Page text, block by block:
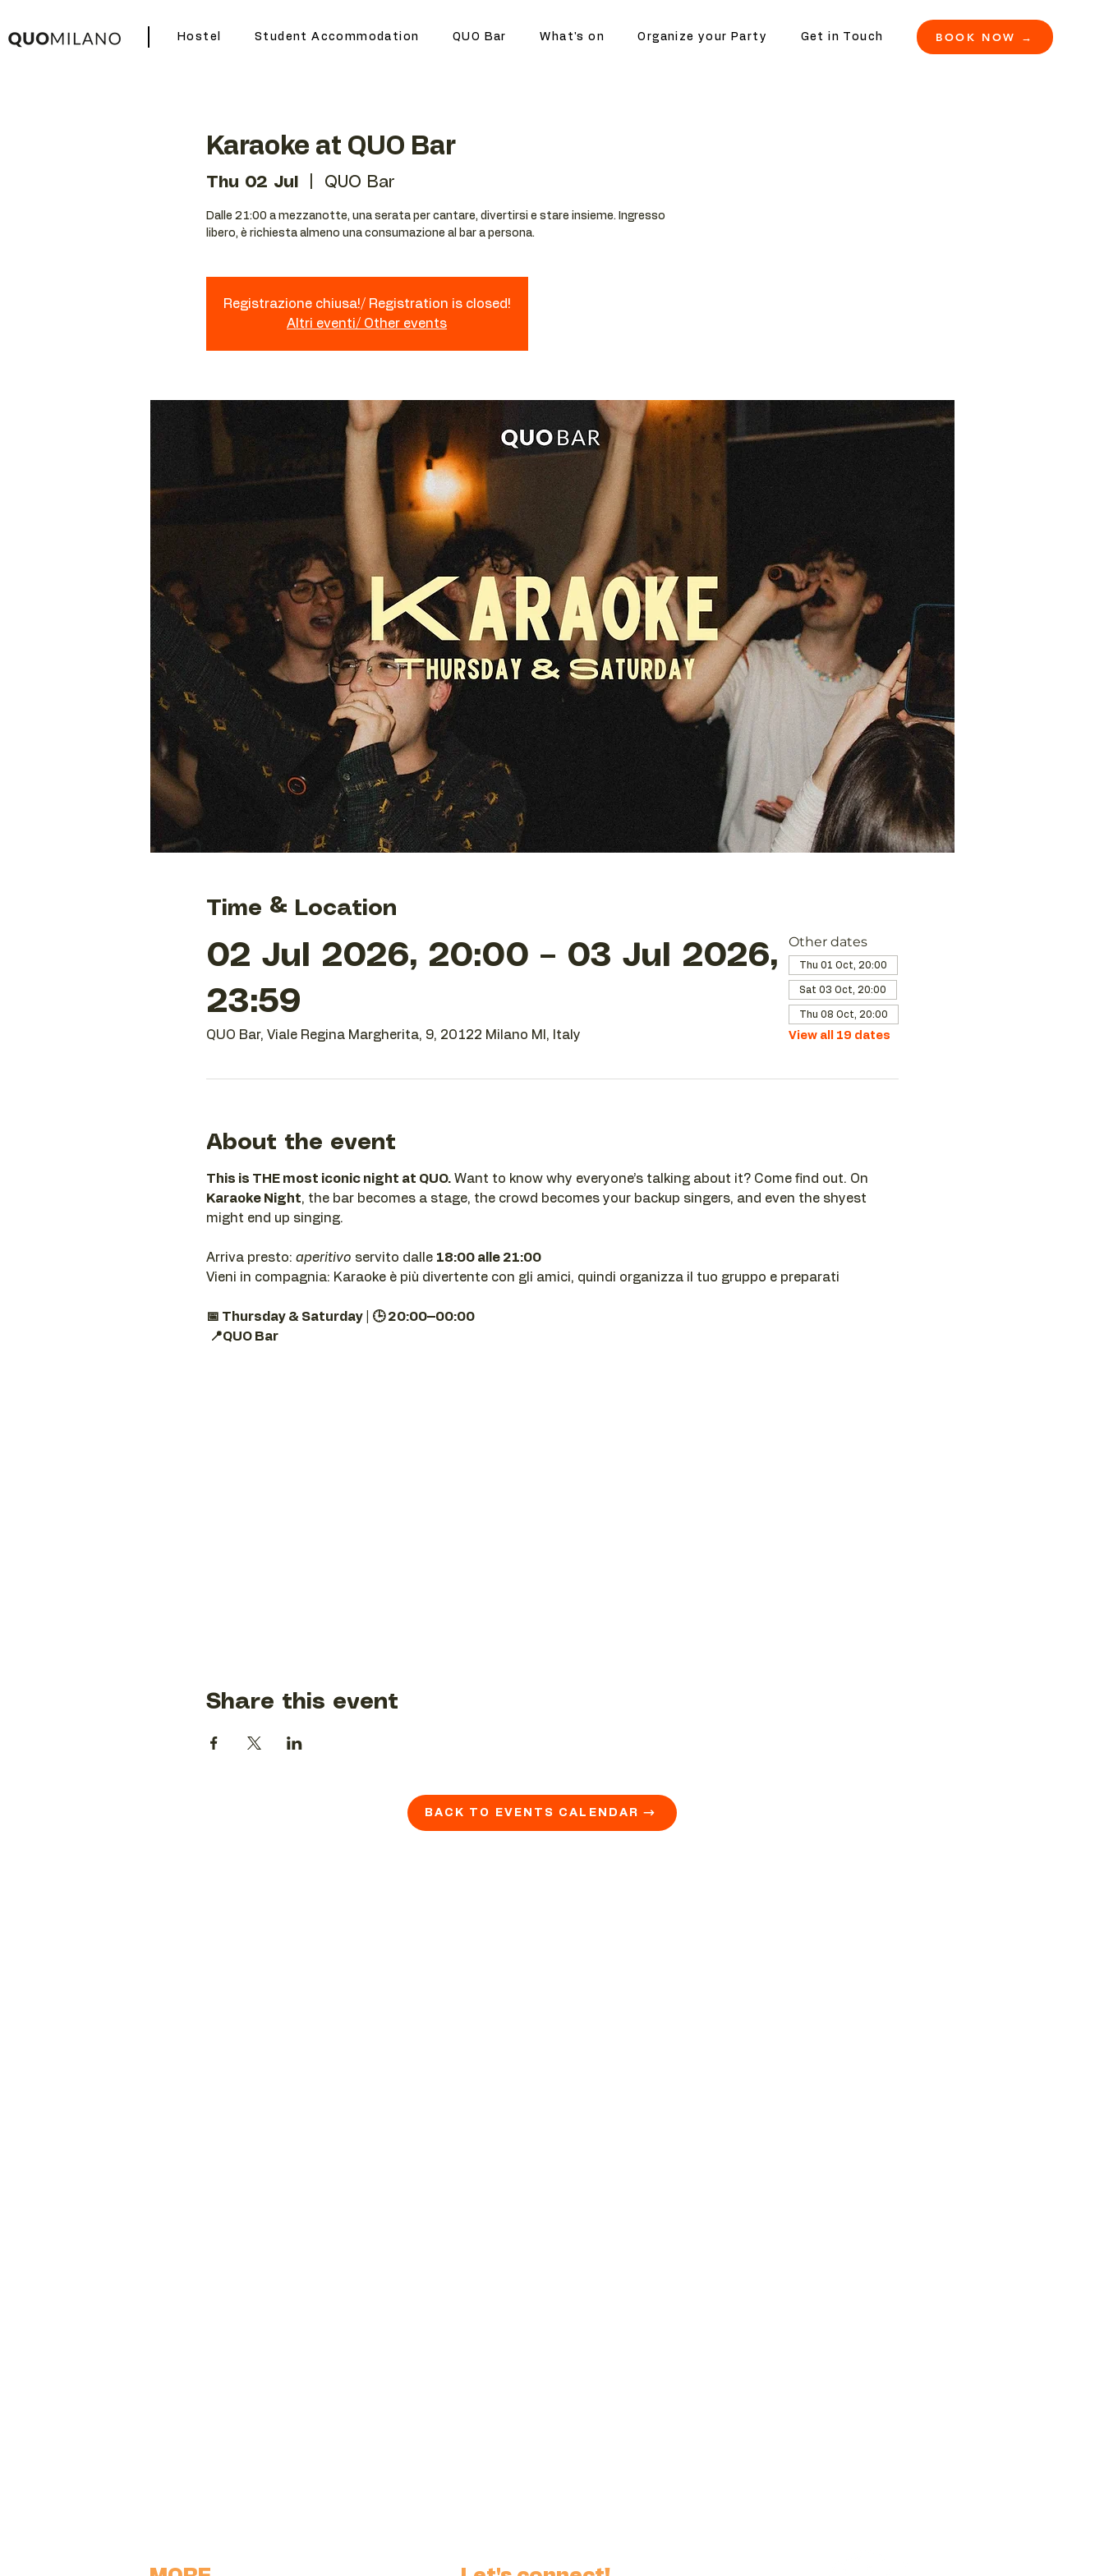
Hostel Student Accommodation QUO Bar What's on Organize your Party Get in Touch BOOK NOW →
Karaoke at QUO Bar
Thu 02 Jul QUO Bar
Dalle 21:00 a mezzanotte, una serata per cantare, divertirsi e stare insieme. Ingresso
libero, è richiesta almeno una consumazione al bar a persona.
Registrazione chiusa!/ Registration is closed!
Altri eventi/ Other events
Time & Location
02 Jul 2026, 20:00 – 03 Jul 2026,
23:59
QUO Bar, Viale Regina Margherita, 9, 20122 Milano MI, Italy
Other dates
Thu 01 Oct, 20:00
Sat 03 Oct, 20:00
Thu 08 Oct, 20:00
View all 19 dates
About the event
This is THE most iconic night at QUO. Want to know why everyone’s talking about it? Come find out. On
Karaoke Night, the bar becomes a stage, the crowd becomes your backup singers, and even the shyest
might end up singing.
Arriva presto: aperitivo servito dalle 18:00 alle 21:00
Vieni in compagnia: Karaoke è più divertente con gli amici, quindi organizza il tuo gruppo e preparati
📅 Thursday & Saturday | 🕒 20:00–00:00
📍QUO Bar
Share this event
BACK TO EVENTS CALENDAR →